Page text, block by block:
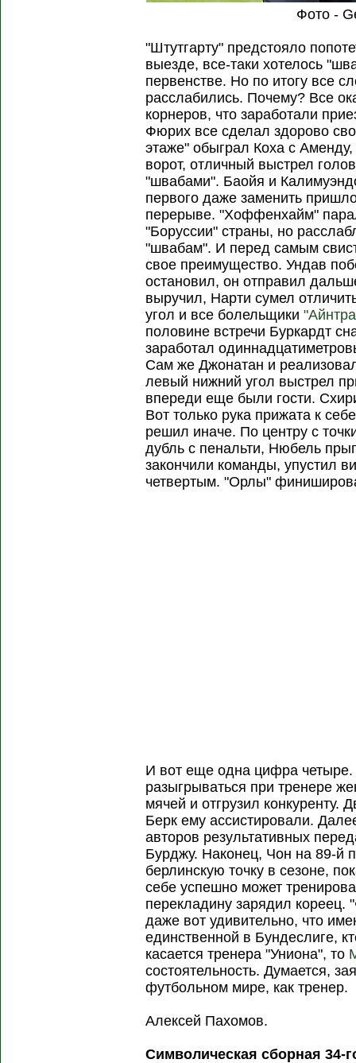
Фото -
"Штутгарту" предстояло
выезде, все-таки хотелось
первенстве. Но по итогу все
расслабились. Почему? Все
корнеров, что заработали
Фюрих все сделал здорово
этаже" обыграл Коха с
ворот, отличный выстрел
"швабами". Баойя и
первого даже заменить
перерыве. "Хоффенхайм"
"Боруссии" страны, но
"швабам". И перед самым
свое преимущество. Ундав
остановил, он отправил
выручил, Нарти сумел
угол и все болельщики
половине встречи Буркардт
заработал
Сам же Джонатан и
левый нижний угол выстрел
впереди еще были гости.
Вот только рука прижата к
решил иначе. По центру с
дубль с пенальти, Нюбель
закончили команды, упустил
четвертым. "Орлы"
И вот еще одна цифра четыре.
разыгрываться при тренере
мячей и отгрузил
Берк ему ассистировали.
авторов результативных
Бурджу. Наконец, Чон на 89-й
берлинскую точку в сезоне,
себе успешно может
перекладину зарядил кореец.
даже вот удивительно, что
единственной в Бундеслиге,
касается тренера "Униона", то
состоятельность. Думается,
футбольном мире, как тренер.
Алексей Пахомов.
Символическая сборная 34-